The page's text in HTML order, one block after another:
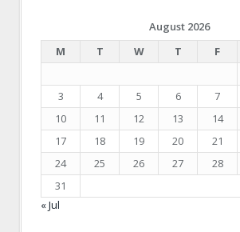
August 2026
M
T W T F
3
4 5 6 7
10
11 12 13 14
17
18 19 20 21
24
25 26 27 28
31
« Jul